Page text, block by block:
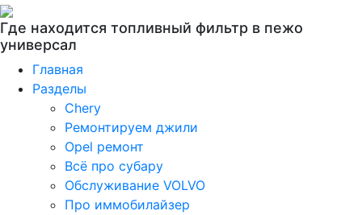
Где находится топливный фильтр в пежо
универсал
Главная
Разделы
Chery
Ремонтируем джили
Opel ремонт
Всё про субару
Обслуживание VOLVO
Про иммобилайзер